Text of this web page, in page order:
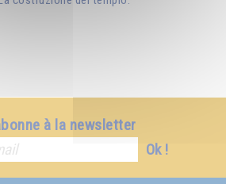
à la newsletter
Ok !